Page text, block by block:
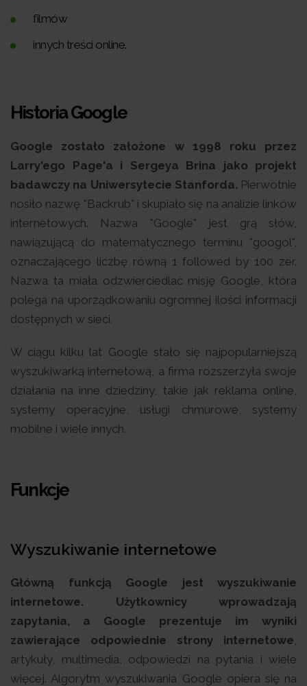
filmów
innych treści online.
Historia Google
Google zostało założone w 1998 roku przez
Larry'ego Page'a i Sergeya Brina jako projekt
badawczy na Uniwersytecie Stanforda. Pierwotnie
nosiło nazwę "Backrub" i skupiało się na analizie linków
internetowych. Nazwa "Google" jest grą słów,
nawiązującą do matematycznego terminu "googol",
oznaczającego liczbę równą 1 followed by 100 zer.
Nazwa ta miała odzwierciedlać misję Google, która
polega na uporządkowaniu ogromnej ilości informacji
dostępnych w sieci.
W ciągu kilku lat Google stało się najpopularniejszą
wyszukiwarką internetową, a firma rozszerzyła swoje
działania na inne dziedziny, takie jak reklama online,
systemy operacyjne, usługi chmurowe, systemy
mobilne i wiele innych.
Funkcje
Wyszukiwanie internetowe
Główną funkcją Google jest wyszukiwanie
internetowe. Użytkownicy wprowadzają
zapytania, a Google prezentuje im wyniki
zawierające odpowiednie strony
internetowe
artykuły, multimedia, odpowiedzi na pytania i wiele
więcej. Algorytm wyszukiwania Google opiera się na